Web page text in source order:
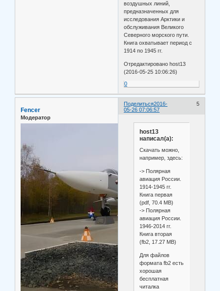
воздушных линий,
предназначенных для
исследования Арктики и
обслуживания Великого
Северного морского пути.
Книга охватывает период с
1914 по 1945 гг.
Отредактировано host13
(2016-05-25 10:06:26)
0
Поделиться 5
2016-
05-26 07:06:57
Fencer
Модератор
host13
написал(а):
Скачать можно,
например, здесь:
-> Полярная
авиация России.
1914-1945 гг.
Книга первая
(pdf, 70.4 MB)
-> Полярная
авиация России.
1946-2014 гг.
Книга вторая
(fb2, 17.27 MB)
Для файлов
формата fb2 есть
хорошая
бесплатная
читалка